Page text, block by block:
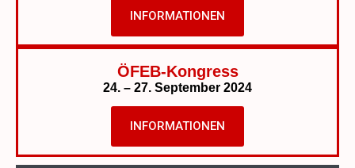
INFORMATIONEN
ÖFEB-Kongress
24. – 27. September 2024
INFORMATIONEN